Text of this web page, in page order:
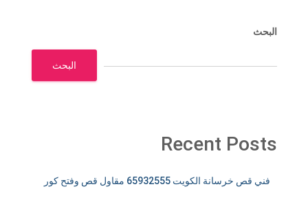
البحث
البحث
Recent Posts
فني قص خرسانة الكويت 65932555 مقاول قص وفتح كور